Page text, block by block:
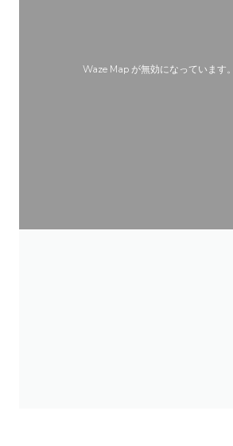
Waze Map が無効になっています。